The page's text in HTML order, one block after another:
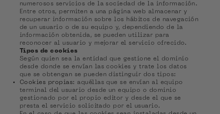
numerosos servicios de la sociedad de la información.
Entre otros, permiten a una página web almacenar y
recuperar información sobre los hábitos de navegación
de un usuario o de su equipo y, dependiendo de la
información obtenida, se pueden utilizar para
reconocer al usuario y mejorar el servicio ofrecido.
Tipos de cookies
Según quien sea la entidad que gestione el dominio
desde donde se envían las cookies y trate los datos
que se obtengan se pueden distinguir dos tipos:
Cookies propias: aquéllas que se envían al equipo
terminal del usuario desde un equipo o dominio
gestionado por el propio editor y desde el que se
presta el servicio solicitado por el usuario.